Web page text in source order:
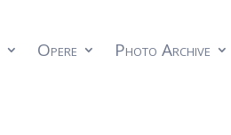
Opere Photo Archive